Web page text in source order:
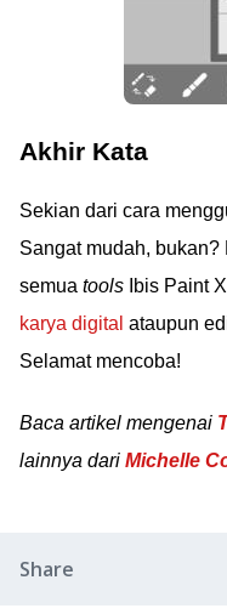
Akhir Kata
Sekian dari cara
Sangat mudah,
semua tools Ibis Paint
karya digital ataupun
Selamat mencoba!
Baca artikel mengenai
lainnya dari Michelle
Share